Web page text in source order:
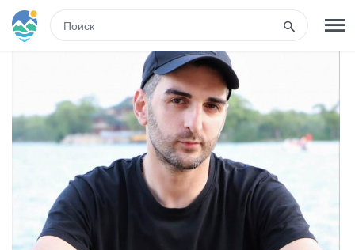
РЕГИСТРАЦИЯ ВХОД
Туры
Гостиницы
Транспорт